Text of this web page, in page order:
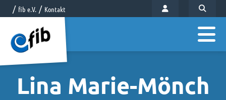
fib e.V. Kontakt
Lina Marie-Mönch